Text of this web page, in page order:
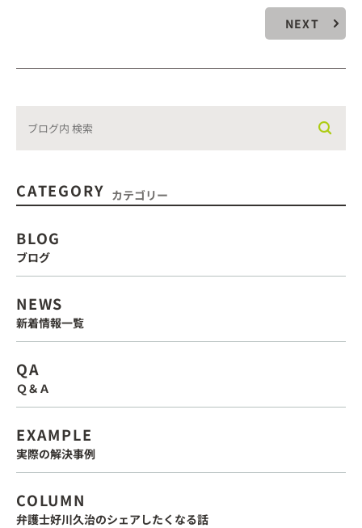
NEXT
CATEGORY カテゴリー
BLOG
ブログ
NEWS
新着情報一覧
QA
Ｑ＆Ａ
EXAMPLE
実際の解決事例
COLUMN
弁護士好川久治のシェアしたくなる話